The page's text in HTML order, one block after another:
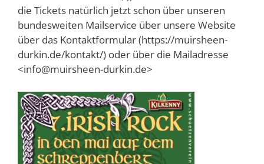
die Tickets natürlich jetzt schon über unseren
bundesweiten Mailservice über unsere Website
über das Kontaktformular (https://muirsheen-
durkin.de/kontakt/) oder über die Mailadresse
<info@muirsheen-durkin.de>